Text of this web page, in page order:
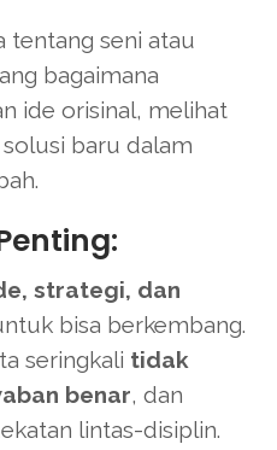
tentang seni atau
bagaimana
ide orisinal, melihat
baru dalam
strategi, dan
bisa berkembang.
seringkali tidak
benar, dan
lintas-disiplin.